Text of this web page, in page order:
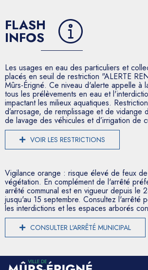
FLASH
INFOS
Les usages en eau des particuliers et
placés en seuil de restriction "ALERTE
Mûrs-Érigné. Ce niveau d'alerte appelle à
tous les prélèvements en eau et
impactant les milieux aquatiques.
d’arrosage, de remplissage et de vidange
de lavage des véhicules et d’irrigation de
VOIR LES RESTRICTIONS
Vigilance orange : risque élevé de feux
végétation. En complément de l'arrêté
arrêté communal est en vigueur depuis le
jusqu'au 15 septembre. Consultez l'arrêté
les interdictions et les espaces arborés
CONSULTER L'ARRÊTÉ MUNICIPAL